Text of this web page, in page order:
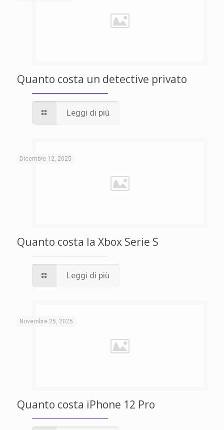
Quanto costa un detective privato
Leggi di più
Dicembre 12, 2025
Quanto costa la Xbox Serie S
Leggi di più
Novembre 25, 2025
Quanto costa iPhone 12 Pro